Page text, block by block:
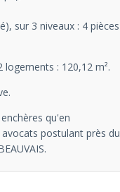
sur 3 niveaux : 4 pièces
: 120,12 m².
qu'en
postulant près du